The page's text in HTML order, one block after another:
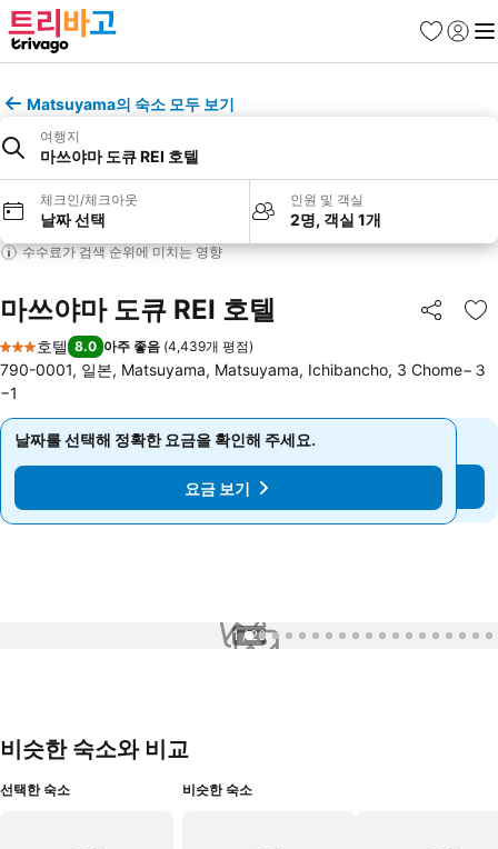
즐겨찾기
로그인
메
Matsuyama의 숙소 모두 보기
여행지
마쓰야마 도큐 REI 호텔
체크인/체크아웃
날짜 선택
인원 및 객실
2명, 객실 1개
수수료가 검색 순위에 미치는 영향
마쓰야마 도큐 REI 호텔 공유
즐
3 성급
호텔 8.0 아주 좋음 (4,439개 평점)
790-0001, 일본, Matsuyama, Matsuyama, Ichibancho, 3 Chome−３
−1
날짜를 선택해 정확한 요금을 확인해 주세요.
요금 보기
날짜를 선택해 정확한 요금을 확인해 주세요.
요금 보기
1 / 26
비슷한 숙소와 비교
선택한 숙소 비슷한 숙소